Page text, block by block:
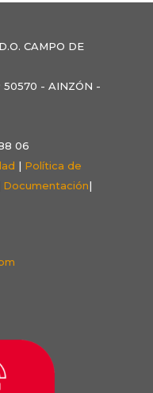
CAMPO DE
50570 - AINZÓN -
06
| Política de
Documentación|